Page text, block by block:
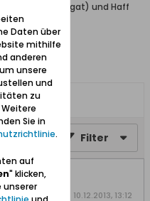
und Nogat) und Haff
Filter
10.12.2013, 13:12
Daten über
mithilfe
anderen
unsere
und
zu
Sie in
.
auf
" klicken,
unserer